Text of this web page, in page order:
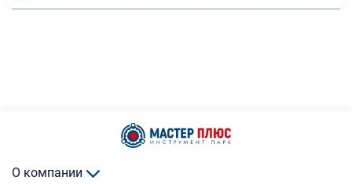
О компании